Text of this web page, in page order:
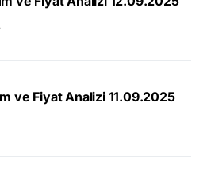
ve Fiyat Analizi 11.09.2025